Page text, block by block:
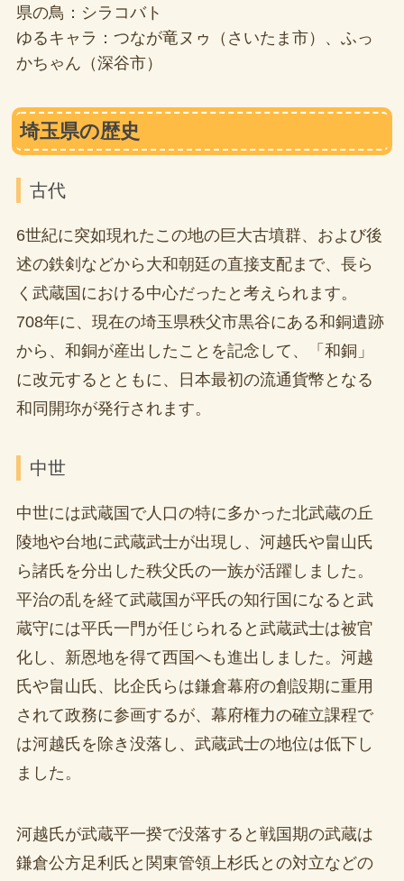
県の鳥：シラコバト
ゆるキャラ：つなが竜ヌゥ（さいたま市）、ふっ
かちゃん（深谷市）
埼玉県の歴史
古代
6世紀に突如現れたこの地の巨大古墳群、および後
述の鉄剣などから大和朝廷の直接支配まで、長ら
く武蔵国における中心だったと考えられます。
708年に、現在の埼玉県秩父市黒谷にある和銅遺跡
から、和銅が産出したことを記念して、「和銅」
に改元するとともに、日本最初の流通貨幣となる
和同開珎が発行されます。
中世
中世には武蔵国で人口の特に多かった北武蔵の丘
陵地や台地に武蔵武士が出現し、河越氏や畠山氏
ら諸氏を分出した秩父氏の一族が活躍しました。
平治の乱を経て武蔵国が平氏の知行国になると武
蔵守には平氏一門が任じられると武蔵武士は被官
化し、新恩地を得て西国へも進出しました。河越
氏や畠山氏、比企氏らは鎌倉幕府の創設期に重用
されて政務に参画するが、幕府権力の確立課程で
は河越氏を除き没落し、武蔵武士の地位は低下し
ました。
河越氏が武蔵平一揆で没落すると戦国期の武蔵は
鎌倉公方足利氏と関東管領上杉氏との対立などの